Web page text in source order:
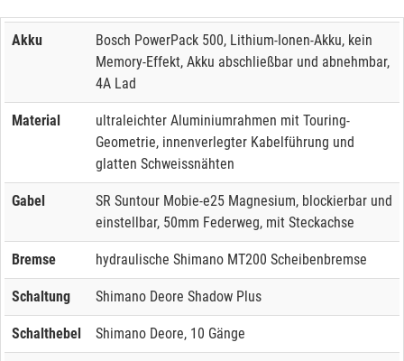
Akku
Bosch PowerPack 500, Lithium-Ionen-Akku, kein
Memory-Effekt, Akku abschließbar und abnehmbar,
4A Lad
Material
ultraleichter Aluminiumrahmen mit Touring-
Geometrie, innenverlegter Kabelführung und
glatten Schweissnähten
Gabel
SR Suntour Mobie-e25 Magnesium, blockierbar und
einstellbar, 50mm Federweg, mit Steckachse
Bremse hydraulische Shimano MT200 Scheibenbremse
Schaltung Shimano Deore Shadow Plus
Schalthebel Shimano Deore, 10 Gänge